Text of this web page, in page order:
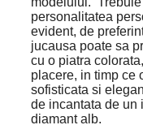
personalitatea
evident, de
jucausa poate sa
cu o piatra
placere, in timp ce
sofisticata si
de incantata de un
diamant alb.